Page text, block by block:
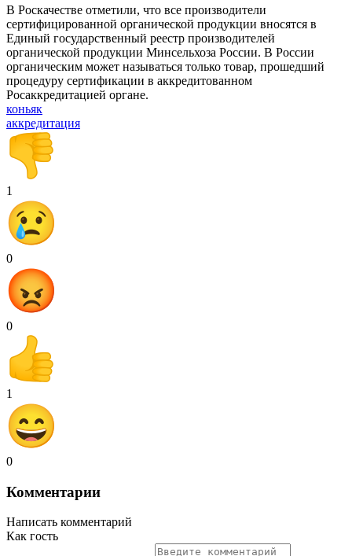
В Роскачестве отметили, что все производители
сертифицированной органической продукции вносятся в
Единый государственный реестр производителей
органической продукции Минсельхоза России. В России
органическим может называться только товар, прошедший
процедуру сертификации в аккредитованном
Росаккредитацией органе.
коньяк
аккредитация
1
0
0
1
0
Комментарии
Написать комментарий
Как гость